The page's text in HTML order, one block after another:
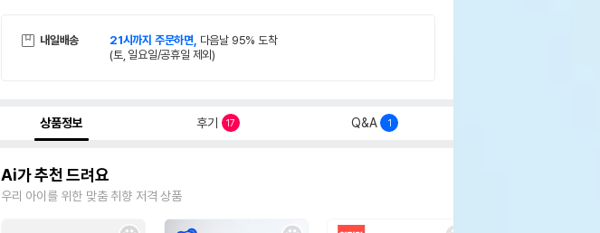
내일배송 21시까지 주문하면, 다음날 95% 도착
(토, 일요일/공휴일 제외)
상품정보 후기 17 Q&A 1
Ai가 추천 드려요
우리 아이를 위한 맞춤 취향 저격 상품